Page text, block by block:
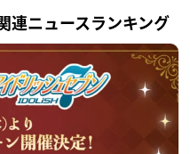
連ニュースランキング